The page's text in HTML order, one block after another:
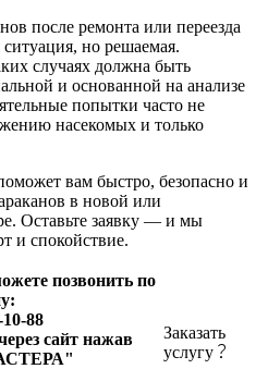
после ремонта или переезда
но решаемая.
случаях должна быть
и основанной на анализе
попытки часто не
насекомых и только
вам быстро, безопасно и
в новой или
Оставьте заявку — и мы
и спокойствие.
позвонить по
88
сайт нажав
Заказать
услугу